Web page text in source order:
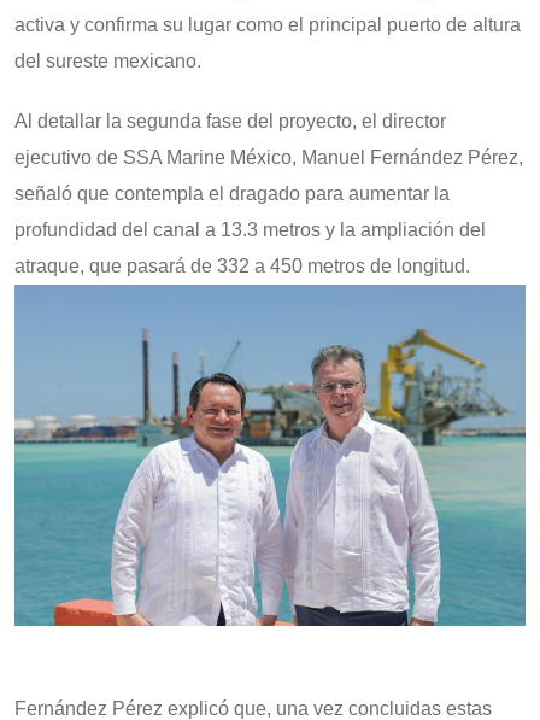
activa y confirma su lugar como el principal puerto de altura
del sureste mexicano.
Al detallar la segunda fase del proyecto, el director
ejecutivo de SSA Marine México, Manuel Fernández Pérez,
señaló que contempla el dragado para aumentar la
profundidad del canal a 13.3 metros y la ampliación del
atraque, que pasará de 332 a 450 metros de longitud.
Fernández Pérez explicó que, una vez concluidas estas